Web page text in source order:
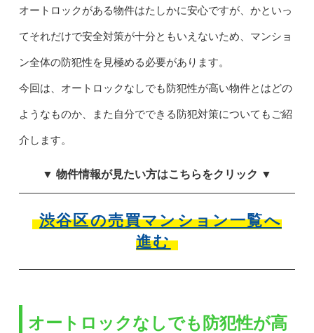
オートロックがある物件はたしかに安心ですが、かといっ
てそれだけで安全対策が十分ともいえないため、マンショ
ン全体の防犯性を見極める必要があります。
今回は、オートロックなしでも防犯性が高い物件とはどの
ようなものか、また自分でできる防犯対策についてもご紹
介します。
▼ 物件情報が見たい方はこちらをクリック ▼
渋谷区の売買マンション一覧へ
進む
オートロックなしでも防犯性が高